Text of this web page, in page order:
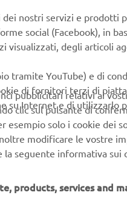
clienti
dei ricambi
la manutenzione
ufficiali
delle batterie
nostri servizi e prodotti
social (Facebook), in
visualizzati, degli articoli
tramite YouTube) e di
di fornitori terzi di
su Internet e di utilizzarlo
pubblicitari relativi ai
clic sul pulsante di
esempio solo i cookie dei
modificare le vostre
la seguente informativa sui
products, services and